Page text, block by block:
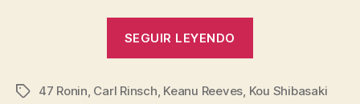
SEGUIR LEYENDO
película»
Etiquetas
47 Ronin, Carl Rinsch, Keanu Reeves, Kou Shibasaki